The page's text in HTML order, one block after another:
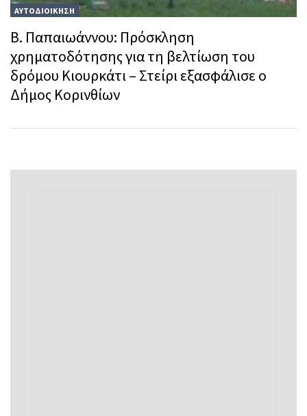
ΑΥΤΟΔΙΟΙΚΗΣΗ
Β. Παπαιωάννου: Πρόσκληση
χρηματοδότησης για τη βελτίωση του
δρόμου Κιουρκάτι – Στείρι εξασφάλισε ο
Δήμος Κορινθίων